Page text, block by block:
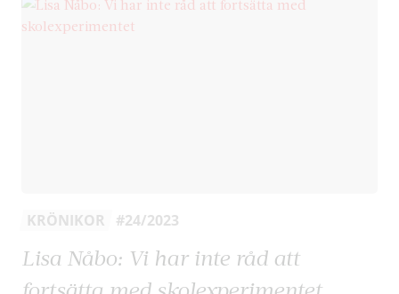
KRÖNIKOR #24/2023
Lisa Nåbo: Vi har inte råd att